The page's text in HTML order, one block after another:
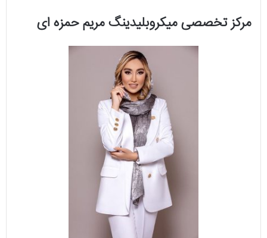
مرکز تخصصی میکروبلیدینگ مریم حمزه ای